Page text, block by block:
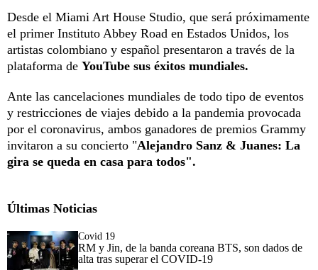
Desde el Miami Art House Studio, que será próximamente
el primer Instituto Abbey Road en Estados Unidos, los
artistas colombiano y español presentaron a través de la
plataforma de YouTube sus éxitos mundiales.
Ante las cancelaciones mundiales de todo tipo de eventos
y restricciones de viajes debido a la pandemia provocada
por el coronavirus, ambos ganadores de premios Grammy
invitaron a su concierto "Alejandro Sanz & Juanes: La
gira se queda en casa para todos".
Últimas Noticias
Covid 19
RM y Jin, de la banda coreana BTS, son dados de
alta tras superar el COVID-19